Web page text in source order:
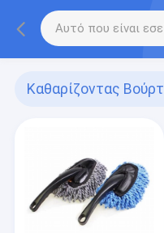
Καθαρίζοντας